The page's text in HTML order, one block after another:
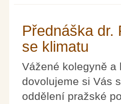
Přednáška dr.
se klimatu
Vážené kolegyně a
dovolujeme si Vás
oddělení pražské